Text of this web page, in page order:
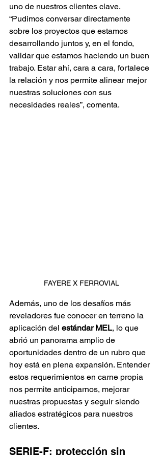
uno de nuestros clientes clave.
“Pudimos conversar directamente
sobre los proyectos que estamos
desarrollando juntos y, en el fondo,
validar que estamos haciendo un buen
trabajo. Estar ahí, cara a cara, fortalece
la relación y nos permite alinear mejor
nuestras soluciones con sus
necesidades reales”, comenta.
FAYERE X FERROVIAL
Además, uno de los desafíos más
reveladores fue conocer en terreno la
aplicación del estándar MEL, lo que
abrió un panorama amplio de
oportunidades dentro de un rubro que
hoy está en plena expansión. Entender
estos requerimientos en carne propia
nos permite anticiparnos, mejorar
nuestras propuestas y seguir siendo
aliados estratégicos para nuestros
clientes.
SERIE-F: protección sin